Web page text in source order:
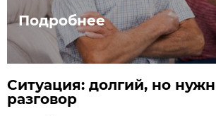
Подробнее
Ситуация: долгий, но
разговор